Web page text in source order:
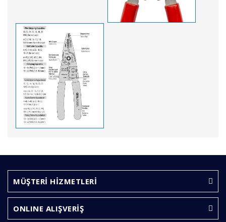
Yorum Yaz
formunu kullanarak tarafımıza iletebilirsiniz.
Görüş ve önerileriniz için teşekkür ederiz.
Ürün resmi kalitesiz, bozuk veya görüntülenemiyor.
Ürün açıklamasında eksik bilgiler bulunuyor.
MÜŞTERİ HİZMETLERİ
ONLINE ALIŞVERİŞ